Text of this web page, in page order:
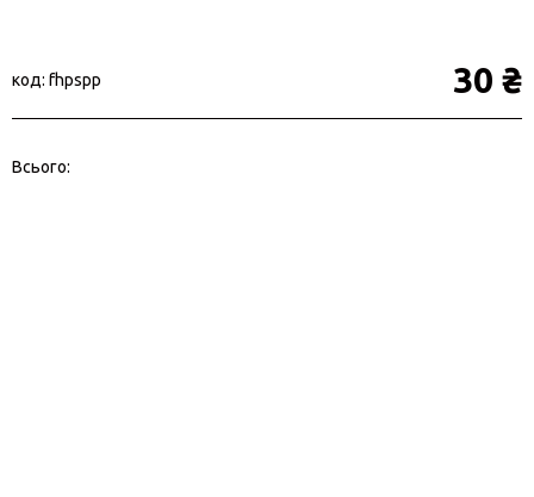
код: fhpspp 30 ₴
Всього: